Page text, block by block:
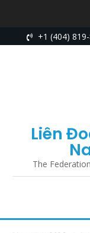
to
+1 (404)
Liên
The